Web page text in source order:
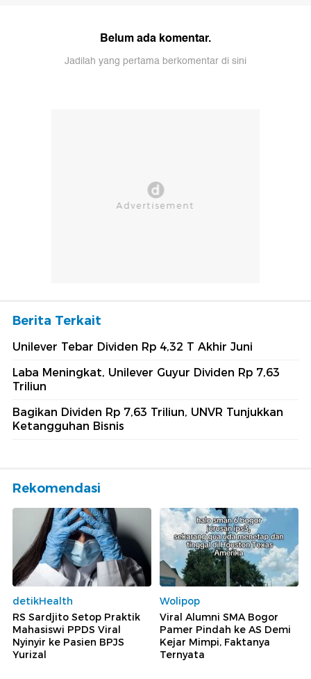
Belum ada komentar.
Jadilah yang pertama berkomentar di sini
Berita Terkait
Unilever Tebar Dividen Rp 4,32 T Akhir Juni
Laba Meningkat, Unilever Guyur Dividen Rp 7,63
Triliun
Bagikan Dividen Rp 7,63 Triliun, UNVR Tunjukkan
Ketangguhan Bisnis
Rekomendasi
detikHealth
RS Sardjito Setop Praktik
Mahasiswi PPDS Viral
Nyinyir ke Pasien BPJS
Yurizal
Wolipop
Viral Alumni SMA Bogor
Pamer Pindah ke AS Demi
Kejar Mimpi, Faktanya
Ternyata